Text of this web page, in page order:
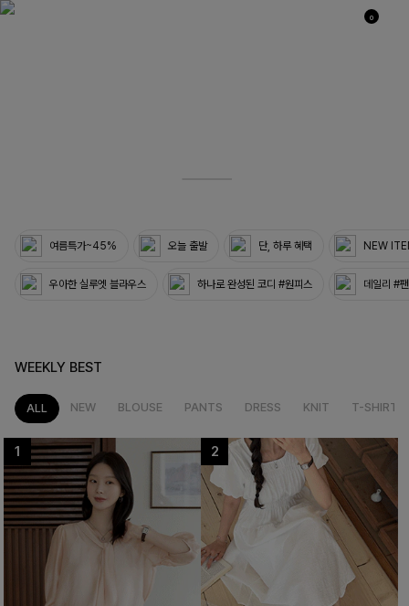
0
여름특가~45% 오늘 출발 단, 하루 혜택 NEW
우아한 실루엣 블라우스 하나로 완성된 코디 #원피스 데일리 #
WEEKLY BEST
ALL NEW BLOUSE PANTS DRESS KNIT T-SHIRT